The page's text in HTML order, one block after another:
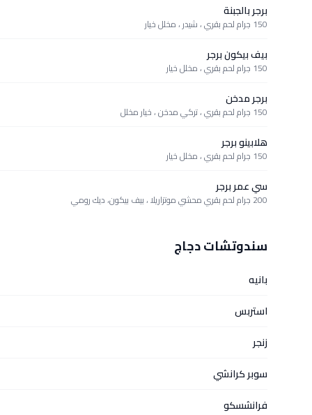
برجر بالجبنة
150 جرام لحم بقري ، شيدر ، مخلل خيار
بيف بيكون برجر
150 جرام لحم بقري ، مخلل خيار
برجر مدخن
150 جرام لحم بقري ، تركي مدخن ، خيار مخلل
هلابينو برجر
150 جرام لحم بقري ، مخلل خيار
سي عمر برجر
200 جرام لحم بقري محشي موتزاريلا ، بيف بيكون، ديك رومي
سندوتشات دجاج
بانيه
استربس
زنجر
سوبر كرانشي
فرانشسكو